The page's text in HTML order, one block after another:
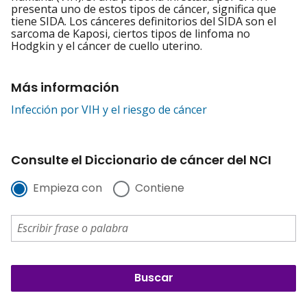
presenta uno de estos tipos de cáncer, significa que
tiene SIDA. Los cánceres definitorios del SIDA son el
sarcoma de Kaposi, ciertos tipos de linfoma no
Hodgkin y el cáncer de cuello uterino.
Más información
Infección por VIH y el riesgo de cáncer
Consulte el Diccionario de cáncer del NCI
Empieza con Contiene